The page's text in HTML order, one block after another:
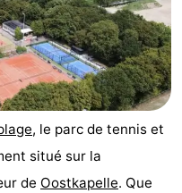
, le parc de tennis et
situé sur la
de Oostkapelle. Que